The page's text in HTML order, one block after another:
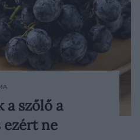
mellé
másodperc
a szőlő a
ezért ne